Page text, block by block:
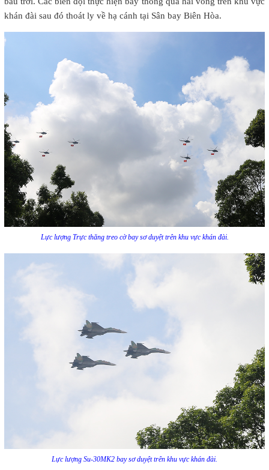
khán đài sau đó thoát ly về hạ cánh tại Sân bay Biên Hòa.
Lực lượng Trực thăng treo cờ bay sơ duyệt trên khu vực khán đài.
Lực lượng Su-30MK2 bay sơ duyệt trên khu vực khán đài.